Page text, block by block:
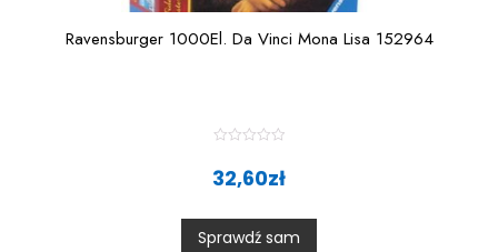
Ravensburger 1000El. Da Vinci Mona Lisa 152964
a
t
0
o
32,60zł
Sprawdź sam